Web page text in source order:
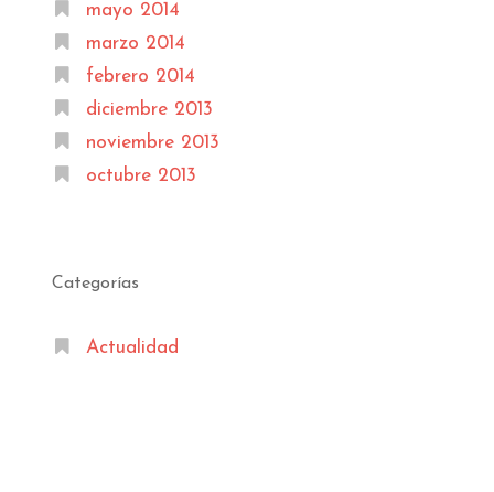
mayo 2014
marzo 2014
febrero 2014
diciembre 2013
noviembre 2013
octubre 2013
Categorías
Actualidad